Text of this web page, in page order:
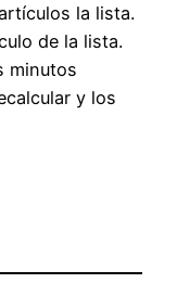
la lista.
de la lista.
minutos
y los